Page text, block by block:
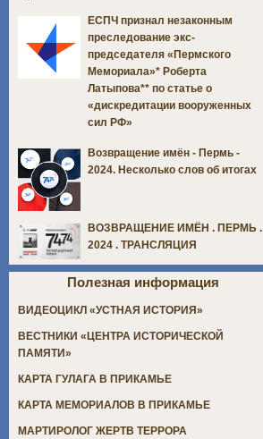
ЕСПЧ признал незаконным
преследование экс-
председателя «Пермского
Мемориала»* Роберта
Латыпова** по статье о
«дискредитации вооруженных
сил РФ»
Возвращение имён - Пермь -
2024. Несколько слов об итогах
ВОЗВРАЩЕНИЕ ИМЁН . ПЕРМЬ .
2024 . ТРАНСЛЯЦИЯ
Полезная информация
ВИДЕОЦИКЛ «УСТНАЯ ИСТОРИЯ»
ВЕСТНИКИ «ЦЕНТРА ИСТОРИЧЕСКОЙ
ПАМЯТИ»
КАРТА ГУЛАГА В ПРИКАМЬЕ
КАРТА МЕМОРИАЛОВ В ПРИКАМЬЕ
МАРТИРОЛОГ ЖЕРТВ ТЕРРОРА